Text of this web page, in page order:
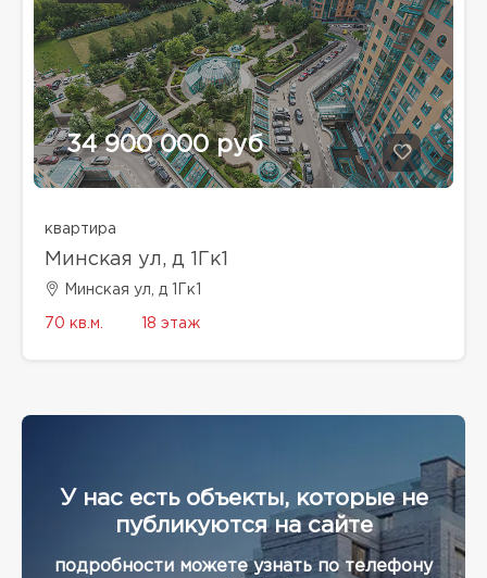
34 900 000 руб
квартира
Минская ул, д 1Гк1
Минская ул, д 1Гк1
70 кв.м. 18 этаж
У нас есть объекты, которые не
публикуются на сайте
подробности можете узнать по телефону